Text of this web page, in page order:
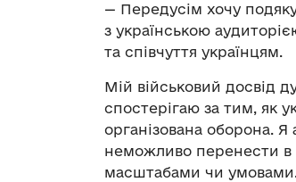
— Передусім хочу
з українською
та співчуття українцям.
Мій військовий досвід
спостерігаю за тим, як
організована оборона.
неможливо перенести в
масштабами чи